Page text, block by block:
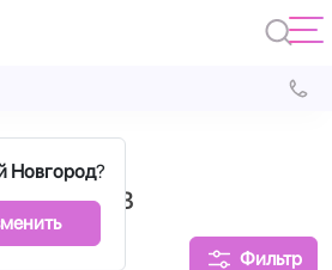
Новгород?
пионов
Фильтр